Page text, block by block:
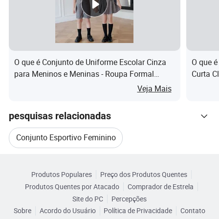
Exemplos de Custo Pode Ser Totalmente
Reembolsado Se Existe Uma Verdadeira
Ordem.
Todas as Amostras de conexão Pode Estar
Disponível Dentro de 7 a 9 Dias.
marítim
os
entrega imediata Para Você Com
Produtos de alta qualidade Garantia.
cionam
ento
Pendure-embalagem, 1 Set/pp Saco.
O que é Conjunto de Uniforme Escolar Cinza
para Meninos e Meninas - Roupa Formal
Veja Mais
O que
Curta
pesquisas relacionadas
Conjunto Esportivo Feminino
Terno De Poliéster Feminino Maiô Feminino
Navegue por Categorias
Produtos Populares
Preço dos Produtos Quentes
Produtos Quentes por Atacado
Comprador de Estrela
Site do PC
Percepções
Sobre
Acordo do Usuário Política de Privacidade Contato